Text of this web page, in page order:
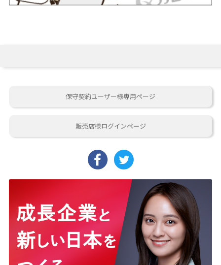
保守契約ユーザー様専用ページ
販売店様ログインページ